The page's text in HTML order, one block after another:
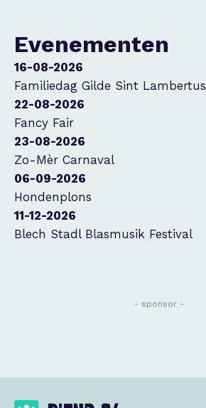
Evenementen
16-08-2026
Familiedag Gilde Sint Lambertus
22-08-2026
Fancy Fair
23-08-2026
Zo-Mèr Carnaval
06-09-2026
Hondenplons
11-12-2026
Blech Stadl Blasmusik Festival
- sponsor -